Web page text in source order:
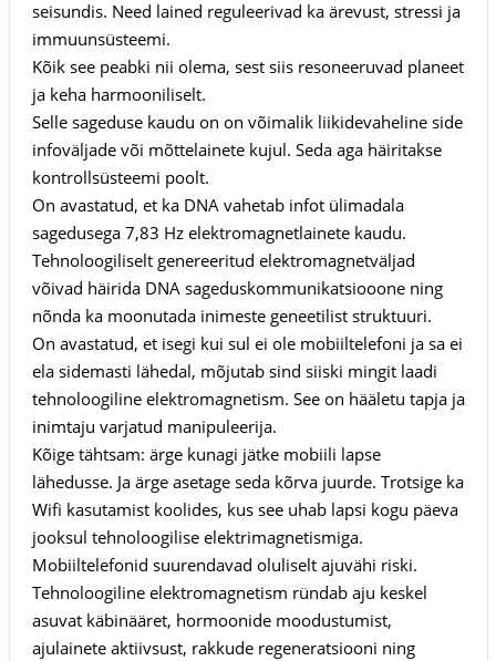
seisundis. Need lained reguleerivad ka ärevust, stressi ja
immuunsüsteemi.
Kõik see peabki nii olema, sest siis resoneeruvad planeet
ja keha harmooniliselt.
Selle sageduse kaudu on on võimalik liikidevaheline side
infoväljade või mõttelainete kujul. Seda aga häiritakse
kontrollsüsteemi poolt.
On avastatud, et ka DNA vahetab infot ülimadala
sagedusega 7,83 Hz elektromagnetlainete kaudu.
Tehnoloogiliselt genereeritud elektromagnetväljad
võivad häirida DNA sageduskommunikatsiooone ning
nõnda ka moonutada inimeste geneetilist struktuuri.
On avastatud, et isegi kui sul ei ole mobiiltelefoni ja sa ei
ela sidemasti lähedal, mõjutab sind siiski mingit laadi
tehnoloogiline elektromagnetism. See on hääletu tapja ja
inimtaju varjatud manipuleerija.
Kõige tähtsam: ärge kunagi jätke mobiili lapse
lähedusse. Ja ärge asetage seda kõrva juurde. Trotsige ka
Wifi kasutamist koolides, kus see uhab lapsi kogu päeva
jooksul tehnoloogilise elektrimagnetismiga.
Mobiiltelefonid suurendavad oluliselt ajuvähi riski.
Tehnoloogiline elektromagnetism ründab aju keskel
asuvat käbinääret, hormoonide moodustumist,
ajulainete aktiivsust, rakkude regeneratsiooni ning